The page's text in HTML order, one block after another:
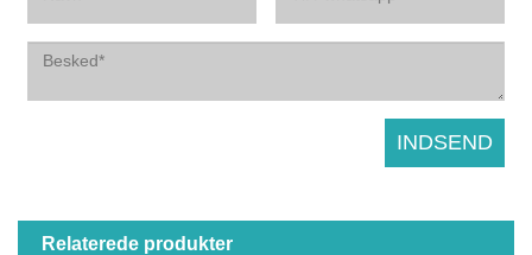
Relaterede produkter